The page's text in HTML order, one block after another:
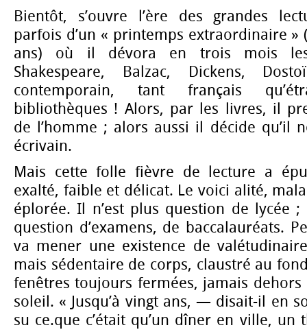
Bientôt, s’ouvre l’ère des grandes
parfois d’un « printemps extraordinaire »
ans) où il dévora en trois mois les
Shakespeare, Balzac, Dickens,
contemporain, tant français
bibliothèques ! Alors, par les livres, il
de l’homme ; alors aussi il décide qu’il
écrivain.
Mais cette folle fièvre de lecture a
exalté, faible et délicat. Le voici alité,
éplorée. Il n’est plus question de lycée
question d’examens, de baccalauréats.
va mener une existence de
mais sédentaire de corps, claustré au
fenêtres toujours fermées, jamais
soleil. « Jusqu’à vingt ans, — disait-il en
su ce.que c’était qu’un dîner en ville, un